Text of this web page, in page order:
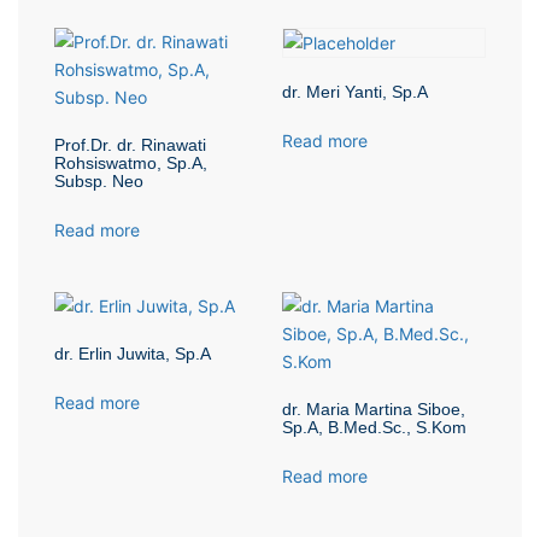
Prof.Dr. dr. Rinawati
Rohsiswatmo, Sp.A,
Subsp. Neo
Read more
dr. Meri Yanti, Sp.A
Read more
dr. Erlin Juwita, Sp.A
Read more
dr. Maria Martina Siboe,
Sp.A, B.Med.Sc., S.Kom
Read more